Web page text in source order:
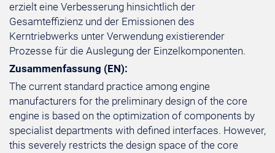
erzielt eine Verbesserung hinsichtlich der
Gesamteffizienz und der Emissionen des
Kerntriebwerks unter Verwendung existierender
Prozesse für die Auslegung der Einzelkomponenten.
Zusammenfassung (EN):
The current standard practice among engine
manufacturers for the preliminary design of the core
engine is based on the optimization of components by
specialist departments with defined interfaces. However,
this severely restricts the design space of the core